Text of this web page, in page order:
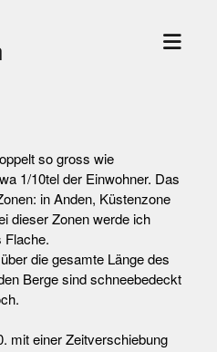
Menü
so gross wie
1/10tel der Einwohner. Das
in Anden, Küstenzone
dieser Zonen werde ich
Flache.
die gesamte Länge des
Berge sind schneebedeckt
mit einer Zeitverschiebung